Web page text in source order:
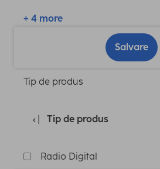
+ 4 more
Salvare
Tip de produs
Tip de produs
Radio Digital